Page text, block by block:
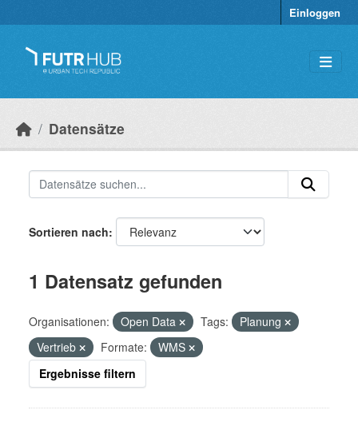
Einloggen
Datensätze
Sortieren nach
1 Datensatz gefunden
Organisationen: Open Data Tags:
Planung
Vertrieb
Formate:
WMS
Ergebnisse filtern